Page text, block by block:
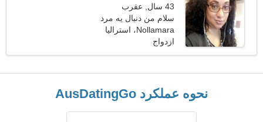
43 سال, عقرب
سلام من دنبال یه مرد
شکننده میگردم
Nollamara، استرالیا
ازدواج
نحوه عملکرد AusDatingGo